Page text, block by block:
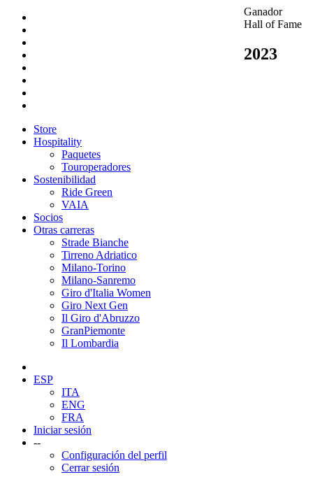
Store
Hospitality
Paquetes
Touroperadores
Sostenibilidad
Ride Green
VAIA
Socios
Otras carreras
Strade Bianche
Tirreno Adriatico
Milano-Torino
Milano-Sanremo
Giro d'Italia Women
Giro Next Gen
Il Giro d'Abruzzo
GranPiemonte
Il Lombardia
ESP
ITA
ENG
FRA
Iniciar sesión
--
Configuración del perfil
Cerrar sesión
Ganador
Hall of Fame
2023